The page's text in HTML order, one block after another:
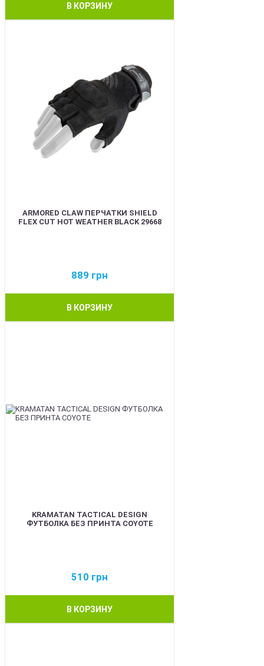
В КОРЗИНУ
ARMORED CLAW ПЕРЧАТКИ SHIELD
FLEX CUT HOT WEATHER BLACK 29668
889 грн
В КОРЗИНУ
KRAMATAN TACTICAL DESIGN
ФУТБОЛКА БЕЗ ПРИНТА COYOTE
510 грн
В КОРЗИНУ